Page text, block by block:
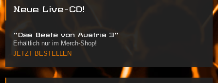
Neue Live-CD!
"Das Beste von Austria 3"
Erhältlich nur im Merch-Shop!
JETZT BESTELLEN